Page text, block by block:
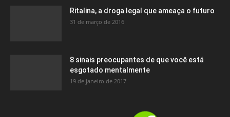
Ritalina, a droga legal que ameaça o futuro
31 de março de 2016
8 sinais preocupantes de que você está
esgotado mentalmente
19 de janeiro de 2017